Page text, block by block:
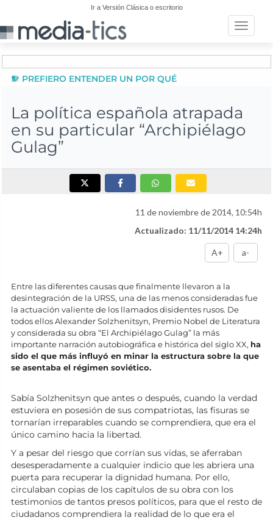
Ir a Versión Clásica o escritorio
Toggle
PREFIERO ENTENDER UN POR QUÉ
La política española atrapada
en su particular “Archipiélago
Gulag”
11 de noviembre de 2014, 10:54h
Actualizado: 11/11/2014 14:24h
A+ a-
Entre las diferentes causas que finalmente llevaron a la
desintegración de la URSS, una de las menos consideradas fue
la actuación valiente de los llamados disidentes rusos. De
todos ellos Alexander Solzhenitsyn, Premio Nobel de Literatura
y considerada su obra “El Archipiélago Gulag” la más
importante narración autobiográfica e histórica del siglo XX, ha
sido el que más influyó en minar la estructura sobre la que
se asentaba el régimen soviético.
Sabía Solzhenitsyn que antes o después, cuando la verdad
estuviera en posesión de sus compatriotas, las fisuras se
tornarían irreparables cuando se comprendiera, que era el
único camino hacia la libertad.
Y a pesar del riesgo que corrían sus vidas, se aferraban
desesperadamente a cualquier indicio que les abriera una
puerta para recuperar la dignidad humana. Por ello,
circulaban copias de los capítulos de su obra con los
testimonios de tantos presos políticos, para que el resto de
ciudadanos comprendiera la realidad de lo que era el